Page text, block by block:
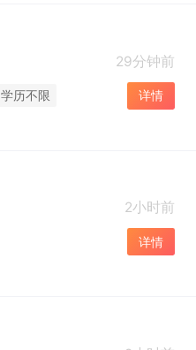
29分钟前
学历不限 详情
2小时前
详情